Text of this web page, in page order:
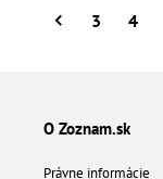
3 4
O Zoznam.sk
Právne informácie